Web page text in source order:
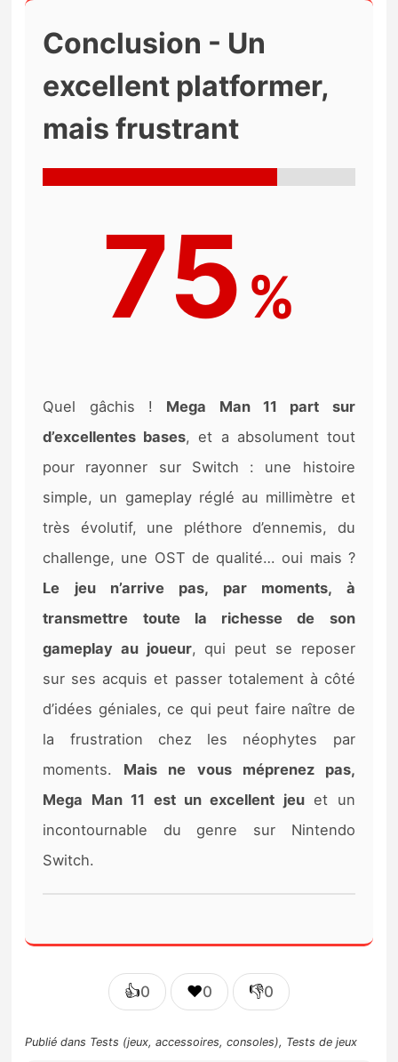
Conclusion - Un
excellent platformer,
mais frustrant
75 %
Quel gâchis ! Mega Man 11 part sur
d’excellentes bases, et a absolument tout
pour rayonner sur Switch : une histoire
simple, un gameplay réglé au millimètre et
très évolutif, une pléthore d’ennemis, du
challenge, une OST de qualité… oui mais ?
Le jeu n’arrive pas, par moments, à
transmettre toute la richesse de son
gameplay au joueur, qui peut se reposer
sur ses acquis et passer totalement à côté
d’idées géniales, ce qui peut faire naître de
la frustration chez les néophytes par
moments. Mais ne vous méprenez pas,
Mega Man 11 est un excellent jeuet un
incontournable du genre sur Nintendo
Switch.
👍0 ❤️0 👎0
Publié dans Tests (jeux, accessoires, consoles), Tests de jeux